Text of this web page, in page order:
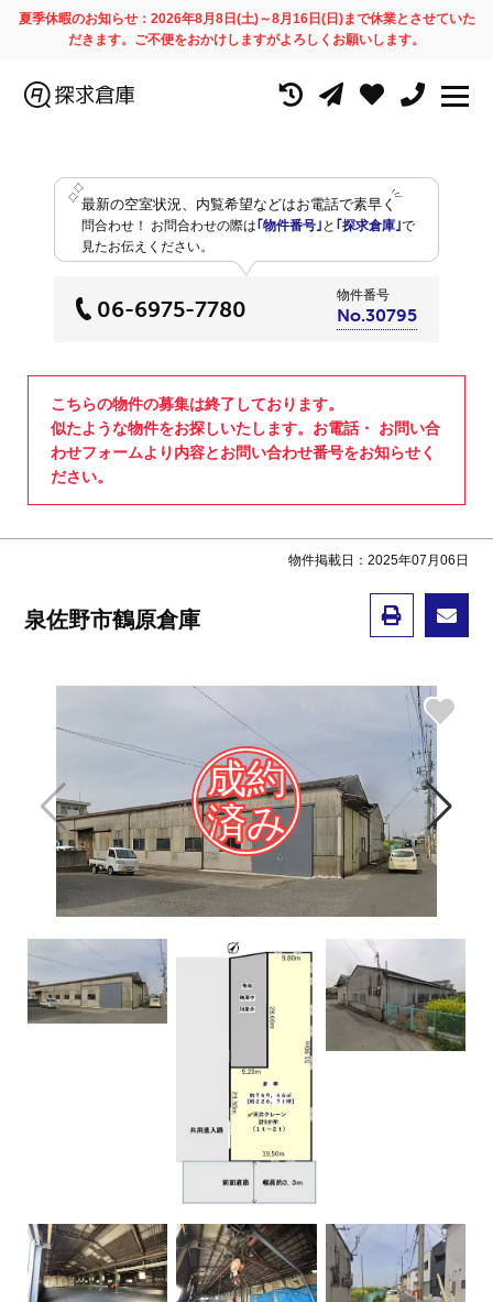
夏季休暇のお知らせ：2026年8月8日(土)～8月16日(日)まで休業とさせていた
だきます。ご不便をおかけしますがよろしくお願いします。
最新の空室状況、内覧希望などはお電話で素早く
問合わせ！ お問合わせの際は ｢物件番号｣ と ｢探求倉庫｣で
見たお伝えください。
06-6975-7780
物件番号
No.30795
こちらの物件の募集は終了しております。
似たような物件をお探しいたします。お電話・ お問い合
わせフォームより内容とお問い合わせ番号をお知らせく
ださい。
物件掲載日：2025年07月06日
泉佐野市鶴原倉庫